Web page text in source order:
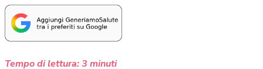
Tempo di lettura:3 minuti